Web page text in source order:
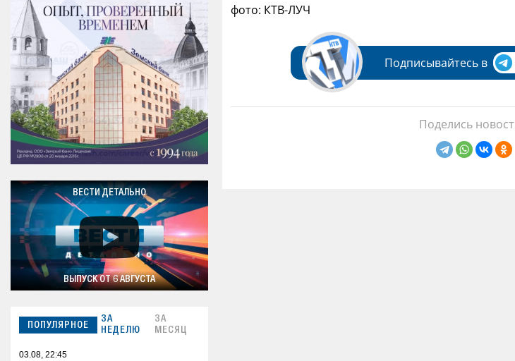
ВЕСТИ ДЕТАЛЬНО
ВЫПУСК ОТ 6 АВГУСТА
ПОПУЛЯРНОЕ
ЗА
НЕДЕЛЮ
ЗА
МЕСЯЦ
03.08, 22:45
фото: КТВ-ЛУЧ
Подписывайтесь в
Поделись